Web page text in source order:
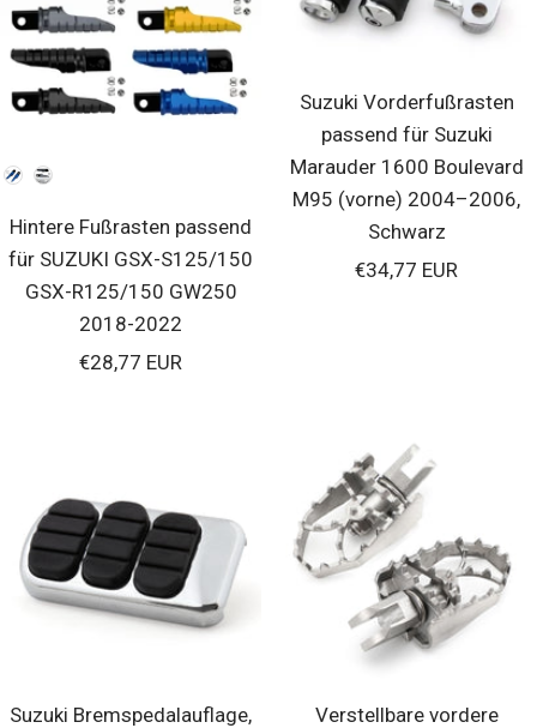
Farben
Hintere Fußrasten passend
für SUZUKI GSX-S125/150
GSX-R125/150 GW250
2018-2022
Verkaufspreis
€28,77 EUR
Suzuki Vorderfußrasten
passend für Suzuki
Marauder 1600 Boulevard
M95 (vorne) 2004–2006,
Schwarz
Verkaufspreis
€34,77 EUR
Suzuki Bremspedalauflage,
Verstellbare vordere